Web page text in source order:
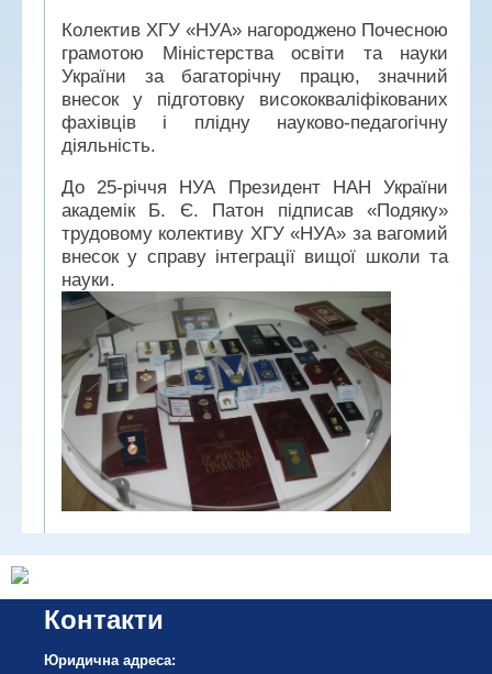
Колектив ХГУ «НУА» нагороджено Почесною
грамотою Міністерства освіти та науки
України за багаторічну працю, значний
внесок у підготовку висококваліфікованих
фахівців і плідну науково-педагогічну
діяльність.
До 25-річчя НУА Президент НАН України
академік Б. Є. Патон підписав «Подяку»
трудовому колективу ХГУ «НУА» за вагомий
внесок у справу інтеграції вищої школи та
науки.
Контакти
Юридична адреса: